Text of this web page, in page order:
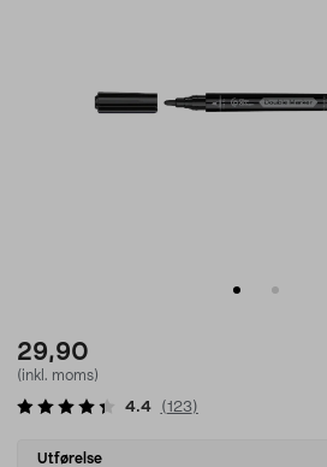
29,90
(inkl. moms)
4.4 (123)
Select
Utførelse